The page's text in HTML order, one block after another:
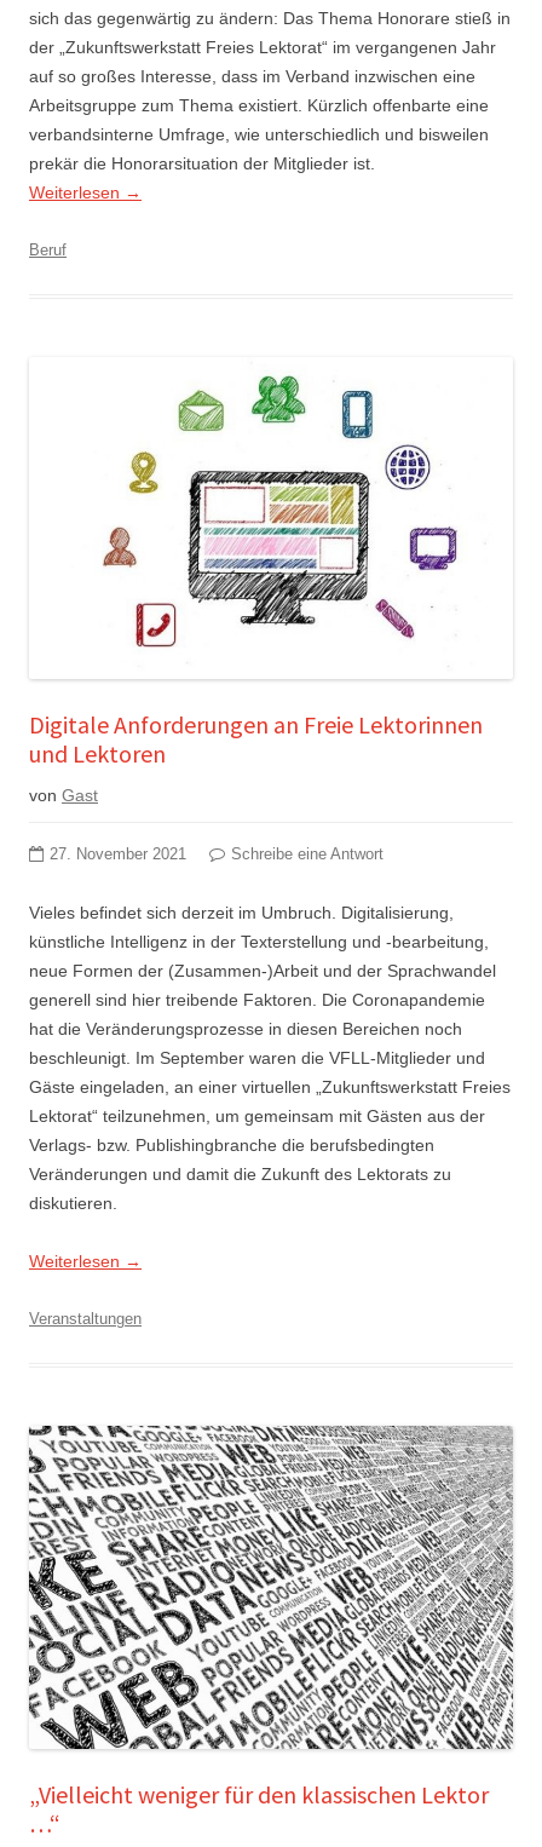
sich das gegenwärtig zu ändern: Das Thema Honorare stieß in
der „Zukunftswerkstatt Freies Lektorat“ im vergangenen Jahr
auf so großes Interesse, dass im Verband inzwischen eine
Arbeitsgruppe zum Thema existiert. Kürzlich offenbarte eine
verbandsinterne Umfrage, wie unterschiedlich und bisweilen
prekär die Honorarsituation der Mitglieder ist.
Weiterlesen →
Beruf
Digitale Anforderungen an Freie Lektorinnen
und Lektoren
von Gast
27. November 2021 Schreibe eine Antwort
Vieles befindet sich derzeit im Umbruch. Digitalisierung,
künstliche Intelligenz in der Texterstellung und -bearbeitung,
neue Formen der (Zusammen-)Arbeit und der Sprachwandel
generell sind hier treibende Faktoren. Die Coronapandemie
hat die Veränderungsprozesse in diesen Bereichen noch
beschleunigt. Im September waren die VFLL-Mitglieder und
Gäste eingeladen, an einer virtuellen „Zukunftswerkstatt Freies
Lektorat“ teilzunehmen, um gemeinsam mit Gästen aus der
Verlags- bzw. Publishingbranche die berufsbedingten
Veränderungen und damit die Zukunft des Lektorats zu
diskutieren.
Weiterlesen →
Veranstaltungen
„Vielleicht weniger für den klassischen Lektor
…“